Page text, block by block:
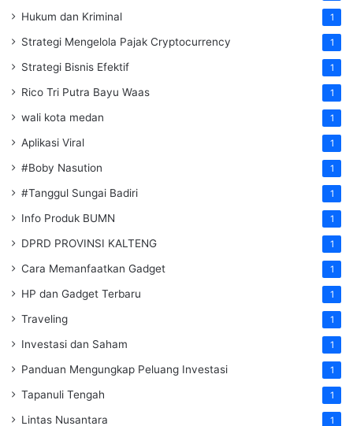
Hukum dan Kriminal 1
Strategi Mengelola Pajak Cryptocurrency 1
Strategi Bisnis Efektif 1
Rico Tri Putra Bayu Waas 1
wali kota medan 1
Aplikasi Viral 1
#Boby Nasution 1
#Tanggul Sungai Badiri 1
Info Produk BUMN 1
DPRD PROVINSI KALTENG 1
Cara Memanfaatkan Gadget 1
HP dan Gadget Terbaru 1
Traveling 1
Investasi dan Saham 1
Panduan Mengungkap Peluang Investasi 1
Tapanuli Tengah 1
Lintas Nusantara 1